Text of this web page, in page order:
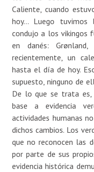
Caliente, cuando
hoy… Luego tuvimos
condujo a los vikingos
en danés:
recientemente, un
hasta el día de hoy.
supuesto, ninguno de
De lo que se trata es,
base a evidencia
actividades humanas
dichos cambios. Los
que no reconocen las
por parte de sus
evidencia histórica